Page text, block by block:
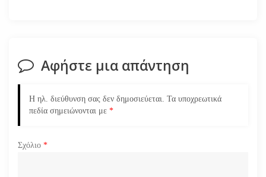
η
ρ
θ
Αφήστε μια απάντηση
Η ηλ. διεύθυνση σας δεν δημοσιεύεται. Τα υποχρεωτικά
πεδία σημειώνονται με *
Σχόλιο *